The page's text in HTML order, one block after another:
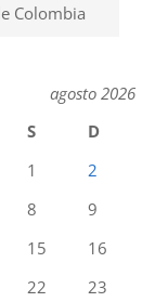
Colombia
agosto 2026
S
D
1
2
8
9
15
16
22
23